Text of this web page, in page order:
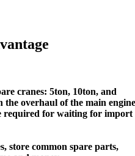
cranes: 5ton, 10ton, and
overhaul of the main
required for waiting for import
store common spare parts,